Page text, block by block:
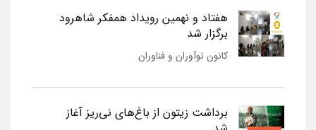
هفتاد و نهمین رویداد همفکر شاهرود
برگزار شد
کانون نوآوران و فناوران
برداشت زیتون از باغ‌های نی‌ریز آغاز